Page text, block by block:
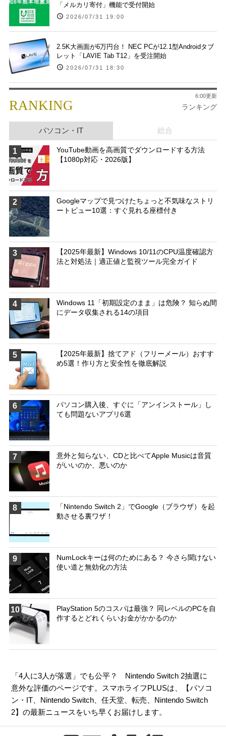
「メルカリ寄付」機能で受付開始
2026/07/31 19:00
2.5K大画面が6万円台！ NEC PCが12.1型Androidタブ
レット「LAVIE Tab T12」を受注開始
2026/07/31 18:30
RANKING ランキング
6:00更新
パソコン・IT 総合
1
YouTube動画を高画質でダウンロードする方法
【1080p対応・2026版】
2
Googleマップで見つけたちょっと不気味なストリ
ートビュー10選：すぐ見れる座標付き
3
【2025年最新】Windows 10/11のCPU温度確認方
法と対処法｜適正値と監視ツール完全ガイド
4
Windows 11「初期設定のまま」は危険？ 知らぬ間
にデータ収集される14の項目
5
【2025年最新】捨てアド（フリーメール）おすす
め5選！作り方と安全性を徹底解説
6
パソコン購入後、すぐに「アンインストール」し
ても問題ないアプリ6選
7
意外と知らない、CDと比べてApple Musicは音質
がいいのか、悪いのか
8
「Nintendo Switch 2」でGoogle（ブラウザ）を起
動させる裏ワザ！
9
NumLockキーは何のためにある？ 今さら聞けない
使い道と無効化の方法
10
PlayStation 5のコスパは最強？ 同レベルのPCを自
作するとどれくらいお金がかかるのか
「4人に3人が落選」でも公平？ Nintendo Switch 2抽選に
意外な評価のページです。スマホライフPLUSは、【パソコ
ン・IT
Nintendo Switch 、任天堂 、転売
Nintendo Switch
2】の最新ニュースをいち早くお届けします。